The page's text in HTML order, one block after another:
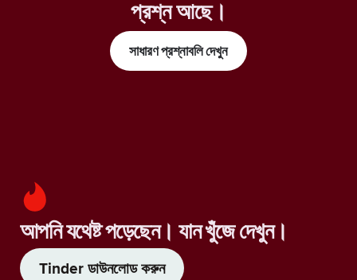
প্রশ্ন আছে।
সাধারণ প্রশ্নাবলি দেখুন
আপনি যথেষ্ট পড়েছেন। যান খুঁজে দেখুন।
Tinder ডাউনলোড করুন